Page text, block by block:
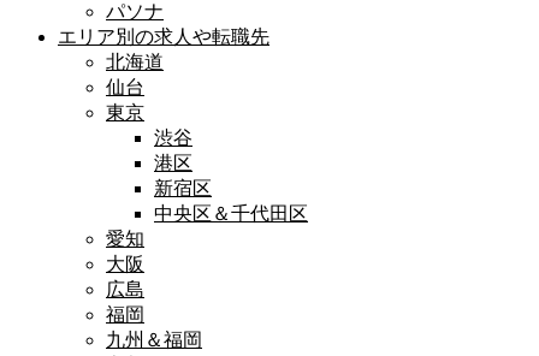
パソナ
エリア別の求人や転職先
北海道
仙台
東京
渋谷
港区
新宿区
中央区＆千代田区
愛知
大阪
広島
福岡
九州＆福岡